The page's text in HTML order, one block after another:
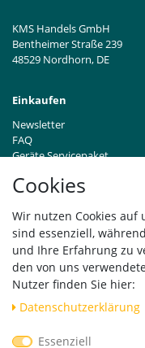
Cookies
Wir nutzen Cookies auf
sind essenziell,
und Ihre Erfahrung zu
den von uns
Nutzer finden Sie hier:
Daten­schutz­erklärung
Essenziell
KMS Handels GmbH
Bentheimer Straße 239
48529 Nordhorn, DE
Einkaufen
Newsletter
FAQ
Geräte Servicepaket
Händleranfragen B2B
Widerrufsrecht
Vertrag widerrufen
Versand